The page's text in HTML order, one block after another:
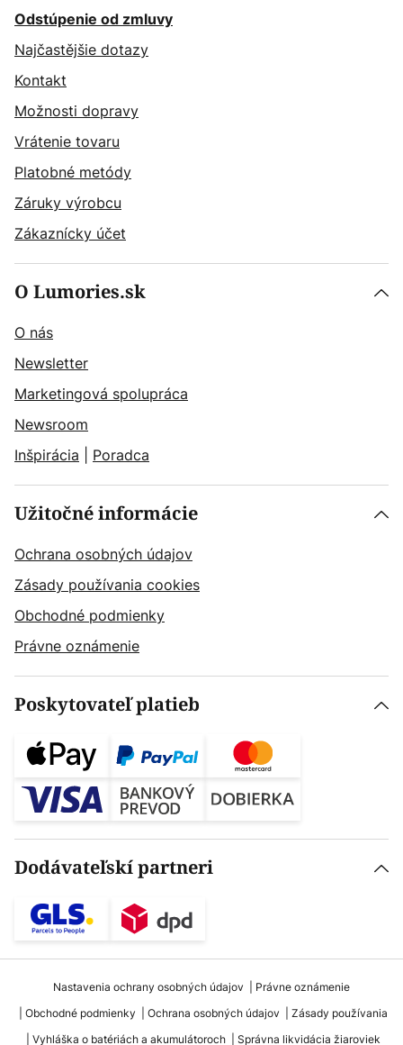
Odstúpenie od zmluvy
Najčastějšie dotazy
Kontakt
Možnosti dopravy
Vrátenie tovaru
Platobné metódy
Záruky výrobcu
Zákaznícky účet
O Lumories.sk
O nás
Newsletter
Marketingová spolupráca
Newsroom
Inšpirácia
Poradca
Užitočné informácie
Ochrana osobných údajov
Zásady používania cookies
Obchodné podmienky
Právne oznámenie
Poskytovateľ platieb
Dodávateľskí partneri
Nastavenia ochrany osobných údajov
Právne oznámenie
Obchodné podmienky
Ochrana osobných údajov
Zásady používania
Vyhláška o batériách a akumulátoroch
Správna likvidácia žiaroviek